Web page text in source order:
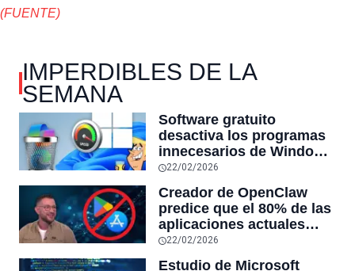
(FUENTE)
IMPERDIBLES DE LA
SEMANA
Software gratuito
desactiva los programas
innecesarios de Windows
11 y optimiza el PC,
RAM y mucho más
22/02/2026
Creador de OpenClaw
predice que el 80% de las
aplicaciones actuales
desaparecerán en el
22/02/2026
Estudio de Microsoft